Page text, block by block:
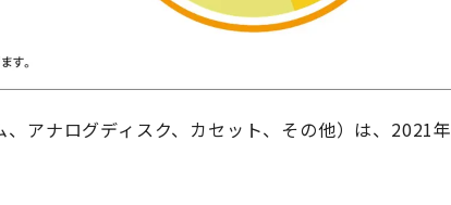
アナログディスク、カセット、その他）は、2021年